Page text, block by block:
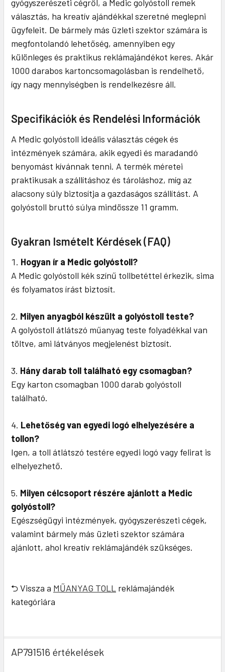
gyógyszerészeti cégről, a Medic golyóstoll remek
választás, ha kreatív ajándékkal szeretné meglepni
ügyfeleit. De bármely más üzleti szektor számára is
megfontolandó lehetőség, amennyiben egy
különleges és praktikus reklámajándékot keres. Akár
1000 darabos kartoncsomagolásban is rendelhető,
így nagy mennyiségben is rendelkezésre áll.
Specifikációk és Rendelési Információk
A Medic golyóstoll ideális választás cégek és
intézmények számára, akik egyedi és maradandó
benyomást kívánnak tenni. A termék méretei
praktikusak a szállításhoz és tároláshoz, míg az
alacsony súly biztosítja a gazdaságos szállítást. A
golyóstoll bruttó súlya mindössze 11 gramm.
Gyakran Ismételt Kérdések (FAQ)
Hogyan ír a Medic golyóstoll?
A Medic golyóstoll kék színű tollbetéttel érkezik, sima
és folyamatos írást biztosít.
Milyen anyagból készült a golyóstoll teste?
A golyóstoll átlátszó műanyag teste folyadékkal van
töltve, ami látványos megjelenést biztosít.
Hány darab toll található egy csomagban?
Egy karton csomagban 1000 darab golyóstoll
található.
Lehetőség van egyedi logó elhelyezésére a
tollon?
Igen, a toll átlátszó testére egyedi logó vagy felirat is
elhelyezhető.
Milyen célcsoport részére ajánlott a Medic
golyóstoll?
Egészségügyi intézmények, gyógyszerészeti cégek,
valamint bármely más üzleti szektor számára
ajánlott, ahol kreatív reklámajándék szükséges.
⮌ Vissza a MŰANYAG TOLL reklámajándék
kategóriára
AP791516 értékelések